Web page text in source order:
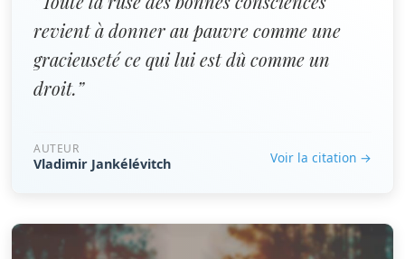
revient à donner au pauvre comme une
gracieuseté ce qui lui est dû comme un
droit.”
AUTEUR
Vladimir Jankélévitch Voir la citation →